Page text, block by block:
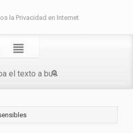
la Privacidad en Internet